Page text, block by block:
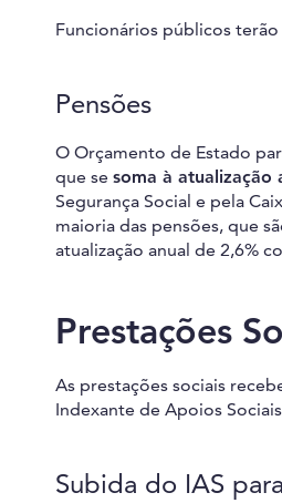
Funcionários públicos
Pensões
O Orçamento de Estado
que se soma à atualização
Segurança Social e pela
maioria das pensões, que
atualização anual de 2,6%
Prestações
As prestações sociais
Indexante de Apoios
Subida do IAS